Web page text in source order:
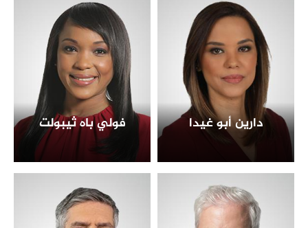
فولي باه ثيبولت دارين أبو غيدا